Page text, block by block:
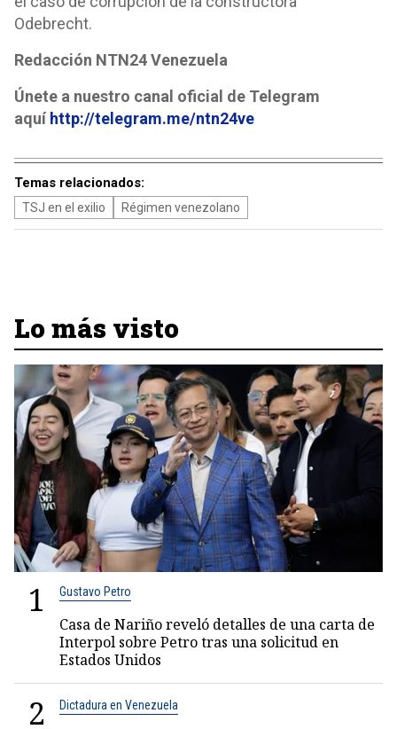
Odebrecht.
Redacción NTN24 Venezuela
Únete a nuestro canal oficial de Telegram
aquí http://telegram.me/ntn24ve
Temas relacionados:
TSJ en el exilio Régimen venezolano
Lo más visto
1 Gustavo Petro
Casa de Nariño reveló detalles de una carta de
Interpol sobre Petro tras una solicitud en
Estados Unidos
2 Dictadura en Venezuela